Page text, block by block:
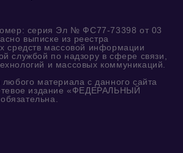
серия Эл № ФС77-73398 от 03
выписке из реестра
средств массовой информации
службой по надзору в сфере связи,
и массовых коммуникаций.
материала с данного сайта
издание «ФЕДЕРАЛЬНЫЙ